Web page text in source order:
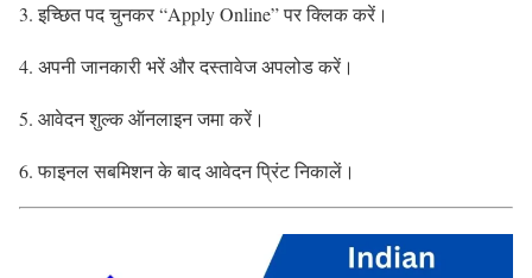
इच्छित पद चुनकर “Apply Online” पर क्लिक करें।
अपनी जानकारी भरें और दस्तावेज अपलोड करें।
आवेदन शुल्क ऑनलाइन जमा करें।
फाइनल सबमिशन के बाद आवेदन प्रिंट निकालें।